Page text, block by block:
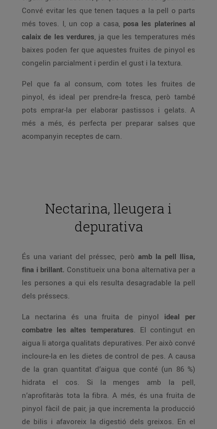
Convé evitar les que tenen taques a la pell o parts
més toves. I, un cop a casa, posa les platerines al
calaix de les verdures, ja que les temperatures més
baixes poden fer que aquestes fruites de pinyol es
congelin parcialment i perdin el gust i la textura.
Pel que fa al consum, com totes les fruites de
pinyol, és ideal per prendre-la fresca, però també
pots emprar-la per elaborar pastissos i gelats. A
més a més, és perfecta per preparar salses que
acompanyin receptes de carn.
Nectarina, lleugera i
depurativa
És una variant del préssec, però amb la pell llisa,
fina i brillant. Constitueix una bona alternativa per a
les persones a qui els resulta desagradable la pell
dels préssecs.
La nectarina és una fruita de pinyol ideal per
combatre les altes temperatures. El contingut en
aigua li atorga qualitats depuratives. Per això convé
incloure-la en les dietes de control de pes. A causa
de la gran quantitat d’aigua que conté (un 86 %)
hidrata el cos. Si la menges amb la pell,
n’aprofitaràs tota la fibra. A més, és una fruita de
pinyol fàcil de pair, ja que incrementa la producció
de bilis i afavoreix la digestió dels greixos. En el